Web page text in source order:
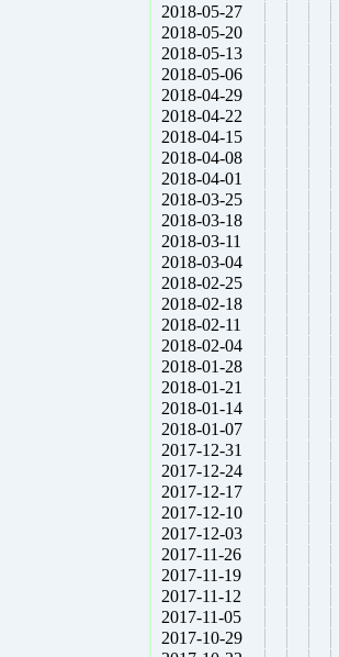
2018-05-27
2018-05-20
2018-05-13
2018-05-06
2018-04-29
2018-04-22
2018-04-15
2018-04-08
2018-04-01
2018-03-25
2018-03-18
2018-03-11
2018-03-04
2018-02-25
2018-02-18
2018-02-11
2018-02-04
2018-01-28
2018-01-21
2018-01-14
2018-01-07
2017-12-31
2017-12-24
2017-12-17
2017-12-10
2017-12-03
2017-11-26
2017-11-19
2017-11-12
2017-11-05
2017-10-29